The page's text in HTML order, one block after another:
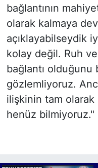
bağlantının
olarak kalmaya
açıklayabilseydik
kolay değil. Ruh
bağlantı olduğunu
gözlemliyoruz.
ilişkinin tam olarak
henüz bilmiyoruz."